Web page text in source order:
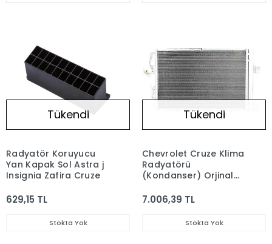
Tükendi
Radyatör Koruyucu
Yan Kapak Sol Astra j
Insignia Zafira Cruze
629,15 TL
Stokta Yok
Tükendi
Chevrolet Cruze Klima
Radyatörü
(Kondanser) Orjinal
13377762
7.006,39 TL
Stokta Yok